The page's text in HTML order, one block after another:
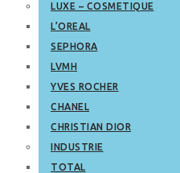
LUXE – COSMETIQUE
L’OREAL
SEPHORA
LVMH
YVES ROCHER
CHANEL
CHRISTIAN DIOR
INDUSTRIE
TOTAL